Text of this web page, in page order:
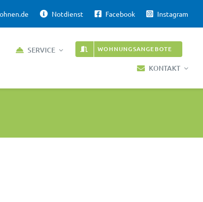
Notdienst Facebook Instagram
SERVICE WOHNUNGSANGEBOTE
KONTAKT